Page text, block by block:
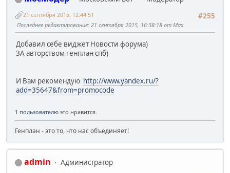
#255
21 сентября 2015, 12:44:51
Последнее редактирование: 21 сентября 2015, 16:38:18 от Max
Добавил себе виджет Новости форума)
ЗА авторством генплан спб)
И Вам рекомендую http://www.yandex.ru/?
add=35647&from=promocode
1 пользователю это нравится.
Генплан - это то, что нас объединяет!
admin
Администратор